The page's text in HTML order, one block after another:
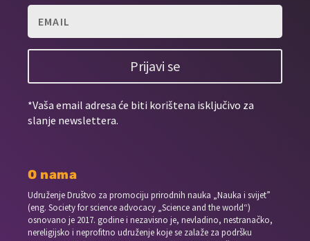
Prijavi se
*Vaša email adresa će biti korištena isključivo za
slanje newslettera.
O nama
Udruženje Društvo za promociju prirodnih nauka „Nauka i svijet”
(eng. Society for science advocacy „Science and the world“)
osnovano je 2017. godine i nezavisno je, nevladino, nestranačko,
nereligijsko i neprofitno udruženje koje se zalaže za podršku